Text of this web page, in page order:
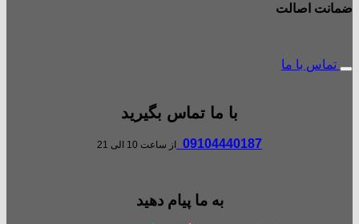
ضمانت اصالت
تماس با ما
با ما تماس بگیرید
09104440187 از ساعت 10 الی 21
به ما پیام دهید